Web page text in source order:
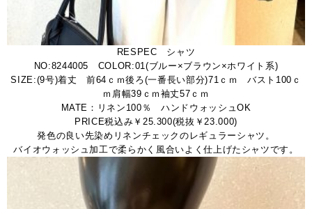
RESPEC シャツ
NO:8244005 COLOR:01(ブルー×ブラウン×ホワイト系)
SIZE:(9号)着丈 前64ｃｍ後ろ(一番長い部分)71ｃｍ バスト100ｃ
ｍ肩幅39ｃｍ袖丈57ｃｍ
MATE：リネン100％ ハンドウォッシュOK
PRICE税込み￥25.300(税抜￥23.000)
発色の良い先染めリネンチェックのレギュラーシャツ。
バイオウォッシュ加工で柔らかく風合いよく仕上げたシャツです。